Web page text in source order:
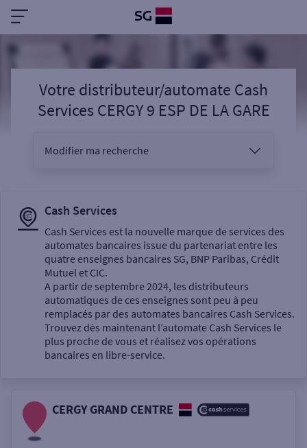
Votre distributeur/automate Cash
Services CERGY 9 ESP DE LA GARE
Modifier ma recherche
Sélectionnez votre recherche
Un service
Autour de moi
Cash Services
Cash Services est la nouvelle marque de services des
automates bancaires issue du partenariat entre les
quatre enseignes bancaires SG, BNP Paribas, Crédit
Mutuel et CIC.
A partir de septembre 2024, les distributeurs
automatiques de ces enseignes sont peu à peu
remplacés par des automates bancaires Cash Services.
Trouvez dès maintenant l’automate Cash Services le
plus proche de vous et réalisez vos opérations
bancaires en libre-service.
CERGY GRAND CENTRE